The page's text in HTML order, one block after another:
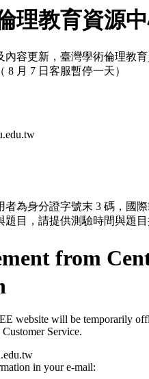
理教育資源
容更新，臺灣學術倫理教
8 月 7 日客服暫停一天）
為身分證字號末 3 碼，國際
題目，請提供測驗時間與題
from
website will be temporarily
Service.
in your e-mail: